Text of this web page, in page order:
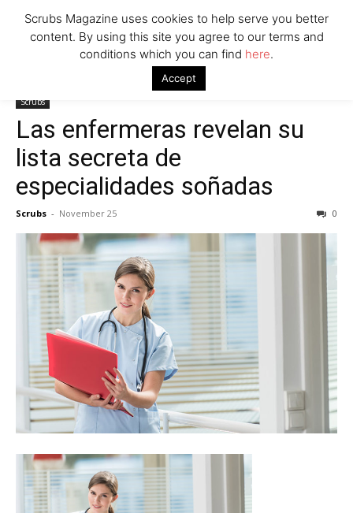
Las enfermeras revelan su lista secreta de
Scrubs
Las enfermeras revelan su
lista secreta de
especialidades soñadas
Scrubs - November 25 0
Scrubs Magazine uses cookies to help serve you better
content. By using this site you agree to our terms and
conditions which you can find here.
Accept